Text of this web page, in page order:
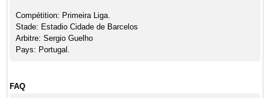
Compétition: Primeira Liga.
Stade: Estadio Cidade de Barcelos
Arbitre: Sergio Guelho
Pays: Portugal.
FAQ